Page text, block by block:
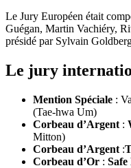
Le Jury Européen était
Guégan, Martin Vachiéry,
présidé par Sylvain
Le jury
Mention Spéciale :
(Tae-hwa Um)
Corbeau d’Argent :
Mitton)
Corbeau d’Argent :
Corbeau d’Or :